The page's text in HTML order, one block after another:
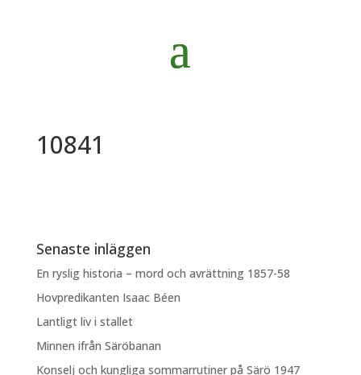
10841
Senaste inläggen
En ryslig historia – mord och avrättning 1857-58
Hovpredikanten Isaac Béen
Lantligt liv i stallet
Minnen ifrån Säröbanan
Konselj och kungliga sommarrutiner på Särö 1947